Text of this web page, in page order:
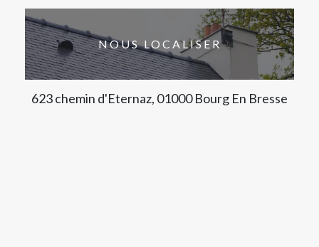
NOUS LOCALISER
623 chemin d'Eternaz, 01000 Bourg En Bresse